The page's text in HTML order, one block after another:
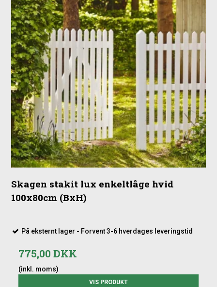
Skagen stakit lux enkeltlåge hvid
100x80cm (BxH)
På eksternt lager - Forvent 3-6 hverdages leveringstid
775,00 DKK
(inkl. moms)
VIS PRODUKT